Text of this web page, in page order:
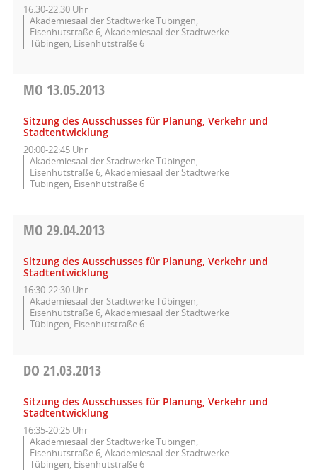
16:30-22:30 Uhr
Akademiesaal der Stadtwerke Tübingen,
Eisenhutstraße 6, Akademiesaal der Stadtwerke
Tübingen, Eisenhutstraße 6
MO 13.05.2013
Sitzung des Ausschusses für Planung, Verkehr und
Stadtentwicklung
20:00-22:45 Uhr
Akademiesaal der Stadtwerke Tübingen,
Eisenhutstraße 6, Akademiesaal der Stadtwerke
Tübingen, Eisenhutstraße 6
MO 29.04.2013
Sitzung des Ausschusses für Planung, Verkehr und
Stadtentwicklung
16:30-22:30 Uhr
Akademiesaal der Stadtwerke Tübingen,
Eisenhutstraße 6, Akademiesaal der Stadtwerke
Tübingen, Eisenhutstraße 6
DO 21.03.2013
Sitzung des Ausschusses für Planung, Verkehr und
Stadtentwicklung
16:35-20:25 Uhr
Akademiesaal der Stadtwerke Tübingen,
Eisenhutstraße 6, Akademiesaal der Stadtwerke
Tübingen, Eisenhutstraße 6